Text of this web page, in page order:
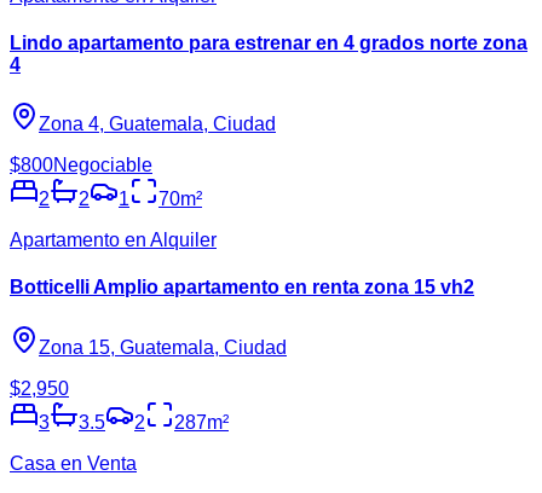
Lindo apartamento para estrenar en 4 grados norte zona
4
Zona 4, Guatemala, Ciudad
$800Negociable
2
2 1 70m²
Apartamento en Alquiler
Botticelli Amplio apartamento en renta zona 15 vh2
Zona 15, Guatemala, Ciudad
$2,950
3
3.5 2 287m²
Casa en Venta